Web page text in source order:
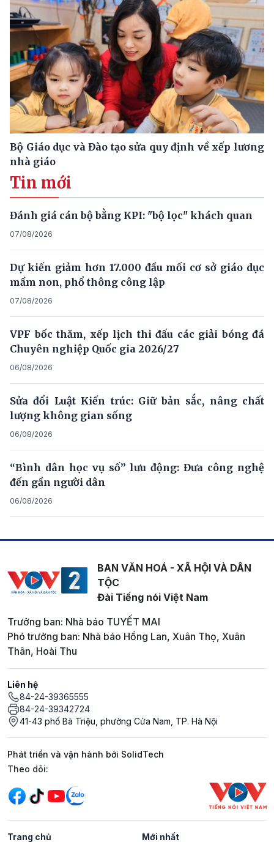
Bộ Giáo dục và Đào tạo sửa quy định về xếp lương
nhà giáo
Tin mới
Đánh giá cán bộ bằng KPI: "bộ lọc" khách quan
07/08/2026
Dự kiến giảm hơn 17.000 đầu mối cơ sở giáo dục
mầm non, phổ thông công lập
07/08/2026
VPF bốc thăm, xếp lịch thi đấu các giải bóng đá
Chuyên nghiệp Quốc gia 2026/27
06/08/2026
Sửa đổi Luật Kiến trúc: Giữ bản sắc, nâng chất
lượng không gian sống
06/08/2026
“Bình dân học vụ số” lưu động: Đưa công nghệ
đến gần người dân
06/08/2026
BAN VĂN HOÁ - XÃ HỘI VÀ DÂN
TỘC
Đài Tiếng nói Việt Nam
Trưởng ban: Nhà báo TUYẾT MAI
Phó trưởng ban: Nhà báo Hồng Lan, Xuân Thọ, Xuân
Thân, Hoài Thu
Liên hệ
84-24-39365555
84-24-39342724
41-43 phố Bà Triệu, phường Cửa Nam, TP. Hà Nội
Phát triển và vận hành bởi SolidTech
Mạng xã hội
Theo dõi:
Trang chủ Mới nhất